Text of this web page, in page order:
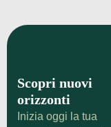
¡Echa un
Scopri nuovi
orizzonti
Inizia oggi la tua